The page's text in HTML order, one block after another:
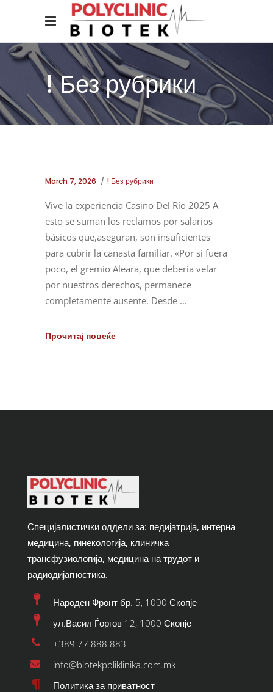
! Без рубрики
March 7, 2026 ! Без рубрики
Vive la experiencia Casino Del Río 2025 A
esto se suman los reclamos por salarios
básicos que,aseguran, son insuficientes
para cubrir la canasta familiar. «Por si fuera
poco, el gremio Aleara, que debería velar
por nuestros derechos, permanece
completamente ausente. Desde
Специјалистички оддели за: педијатрија, интерна
медицина, гинекологија, клиничка
трансфузиологија, медицина на трудот и
радиодијагностика.
Народен Фронт бр. 5, 1000 Скопје
ул.Васил Ѓоргов 12, 1000 Скопје
+389 77 888 883
info@biotekpoliklinika.com.mk
Политика за приватност